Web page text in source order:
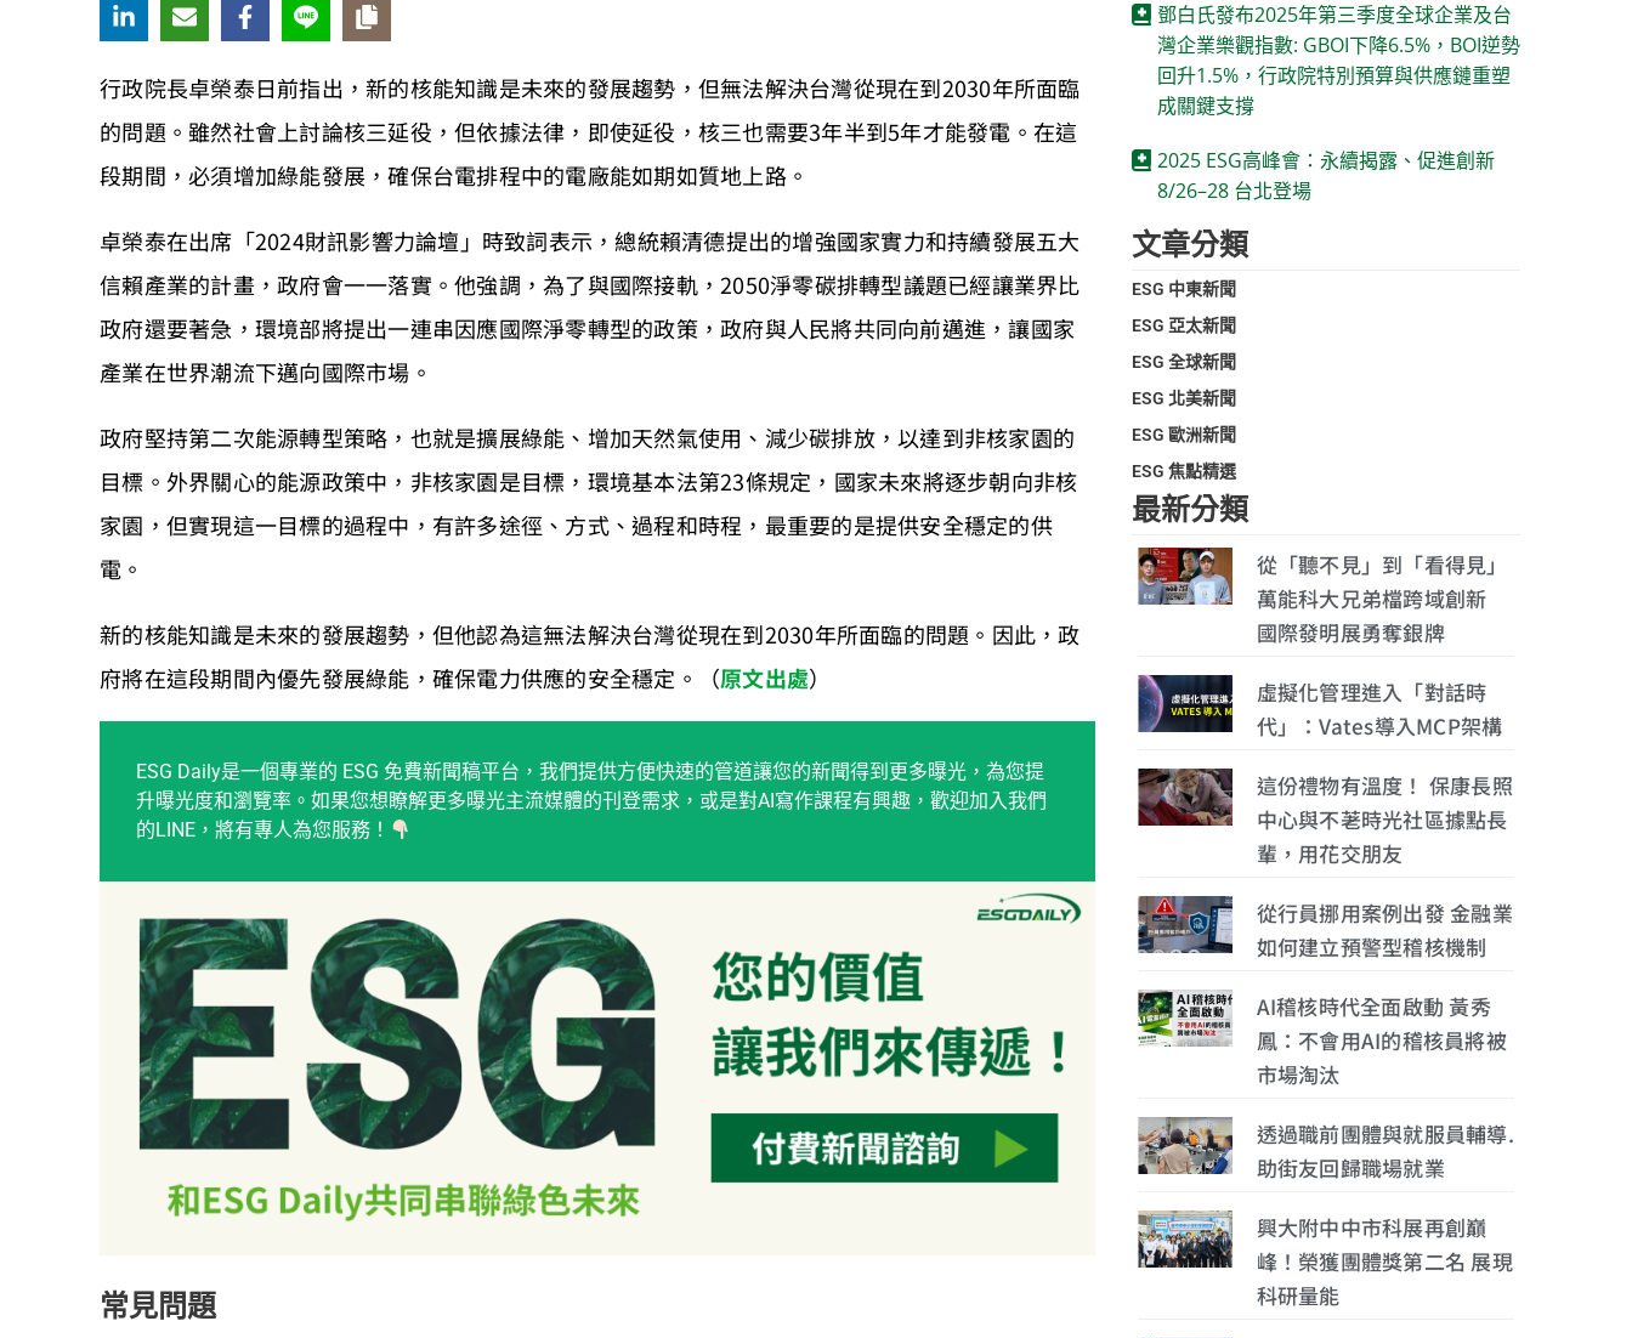
行政院長卓榮泰日前指出，新的核能知識是未來的發展趨勢，但無法解決台灣從現在到2030年所面臨
的問題。雖然社會上討論核三延役，但依據法律，即使延役，核三也需要3年半到5年才能發電。在這
段期間，必須增加綠能發展，確保台電排程中的電廠能如期如質地上路。
卓榮泰在出席「2024財訊影響力論壇」時致詞表示，總統賴清德提出的增強國家實力和持續發展五大
信賴產業的計畫，政府會一一落實。他強調，為了與國際接軌，2050淨零碳排轉型議題已經讓業界比
政府還要著急，環境部將提出一連串因應國際淨零轉型的政策，政府與人民將共同向前邁進，讓國家
產業在世界潮流下邁向國際市場。
政府堅持第二次能源轉型策略，也就是擴展綠能、增加天然氣使用、減少碳排放，以達到非核家園的
目標。外界關心的能源政策中，非核家園是目標，環境基本法第23條規定，國家未來將逐步朝向非核
家園，但實現這一目標的過程中，有許多途徑、方式、過程和時程，最重要的是提供安全穩定的供
電。
新的核能知識是未來的發展趨勢，但他認為這無法解決台灣從現在到2030年所面臨的問題。因此，政
府將在這段期間內優先發展綠能，確保電力供應的安全穩定。（原文出處）
ESG Daily是一個專業的 ESG 免費新聞稿平台，我們提供方便快速的管道讓您的新聞得到更多曝光，為您提
升曝光度和瀏覽率。如果您想瞭解更多曝光主流媒體的刊登需求，或是對AI寫作課程有興趣，歡迎加入我們
的LINE，將有專人為您服務！
常見問題
鄧白氏發布2025年第三季度全球企業及台
灣企業樂觀指數: GBOI下降6.5%，BOI逆勢
回升1.5%，行政院特別預算與供應鏈重塑
成關鍵支撐
2025 ESG高峰會：永續揭露、促進創新
8/26–28 台北登場
文章分類
ESG 中東新聞
ESG 亞太新聞
ESG 全球新聞
ESG 北美新聞
ESG 歐洲新聞
ESG 焦點精選
最新分類
從「聽不見」到「看得見」
萬能科大兄弟檔跨域創新
國際發明展勇奪銀牌
虛擬化管理進入「對話時
代」：Vates導入MCP架構
這份禮物有溫度！ 保康長照
中心與不荖時光社區據點長
輩，用花交朋友
從行員挪用案例出發 金融業
如何建立預警型稽核機制
AI稽核時代全面啟動 黃秀
鳳：不會用AI的稽核員將被
市場淘汰
透過職前團體與就服員輔導.
助街友回歸職場就業
興大附中中市科展再創巔
峰！榮獲團體獎第二名 展現
科研量能